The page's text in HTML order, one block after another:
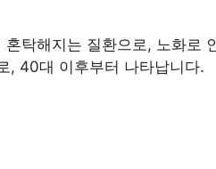
탁해지는 질환으로, 노화로
, 40대 이후부터 나타납니다.